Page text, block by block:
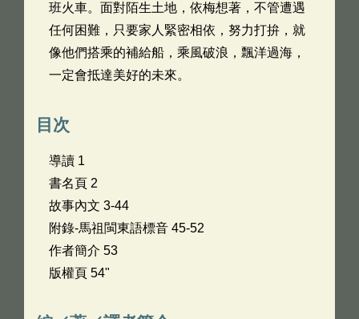
班火車。面對陌生土地，依梅想著，不管遭遇
任何困難，只要家人緊密相依，努力打拚，就
像他們搭乘的補給船，乘風破浪，飄洋過海，
一定會抵達美好的未來。
目次
導讀 1
書名頁 2
故事內文 3-44
附錄-馬祖閩東語標音 45-52
作者簡介 53
版權頁 54"